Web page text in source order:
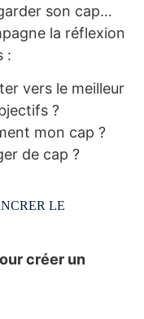
son cap…
la réflexion
:
vers le meilleur
?
mon cap ?
de cap ?
LE
créer un